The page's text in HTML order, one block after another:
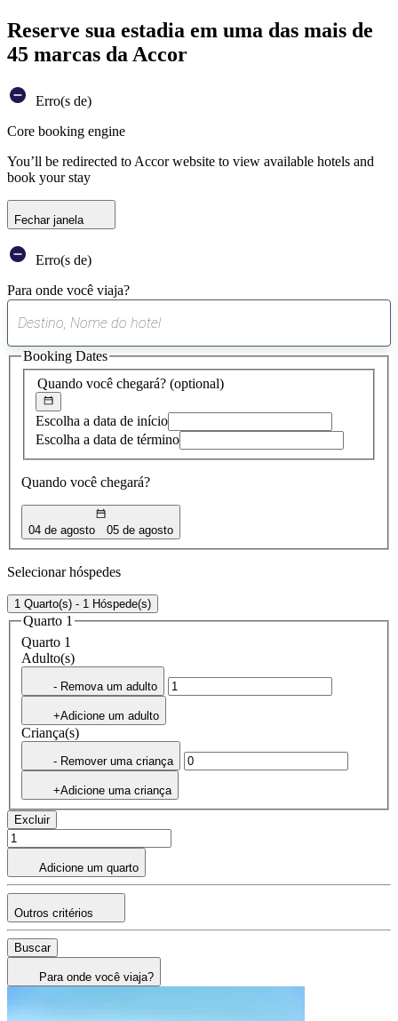
Reserve sua estadia em uma das mais de
45 marcas da Accor
Erro(s de)
Core booking engine
You’ll be redirected to Accor website to view available hotels and
book your stay
Fechar janela
Erro(s de)
Para onde você viaja?
sugestão
encontrada
Quando você chegará? (optional)
Escolha a data de início
Escolha a data de término
Quando você chegará?
04 de agosto 05 de agosto
Booking Dates
Selecionar hóspedes
1 Quarto(s) - 1 Hóspede(s)
Quarto 1
Quarto 1
Adulto(s)
- Remova um adulto
+Adicione um adulto
Criança(s)
- Remover uma criança
+Adicione uma criança
Excluir
Adicione um quarto
Outros critérios
Buscar
Para onde você viaja?